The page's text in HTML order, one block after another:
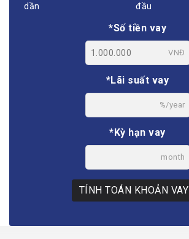
dần
đầu
*Số tiền vay
VNĐ
*Lãi suất vay
%/year
*Kỳ hạn vay
month
TÍNH TOÁN KHOẢN VAY